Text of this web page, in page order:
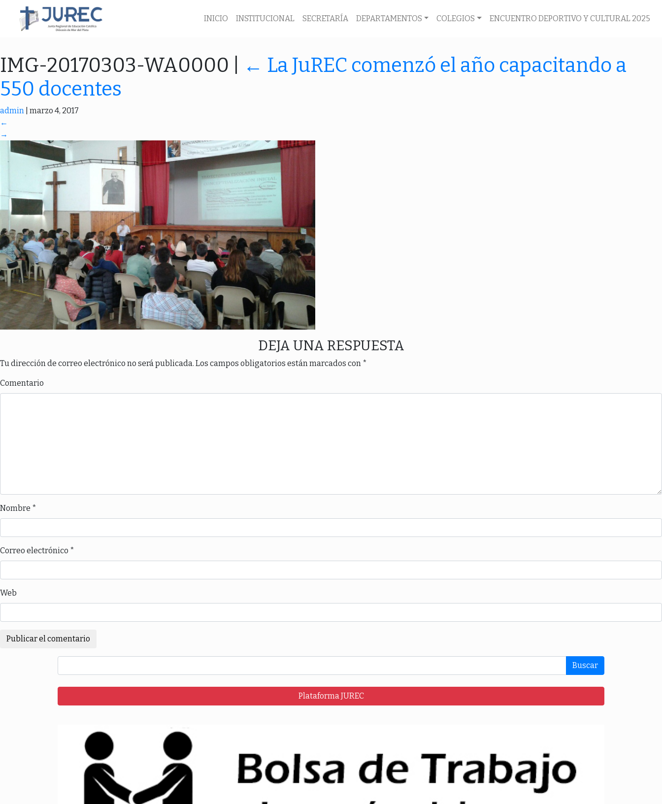
INICIO INSTITUCIONAL SECRETARÍA DEPARTAMENTOS COLEGIOS ENCUENTRO DEPORTIVO Y CULTURAL 2025
IMG-20170303-WA0000 ← La JuREC comenzó el año capacitando a
550 docentes
admin marzo 4, 2017
←
→
DEJA UNA RESPUESTA
Tu dirección de correo electrónico no será publicada. Los campos obligatorios están marcados con *
Comentario
Nombre *
Correo electrónico *
Web
Buscar
Plataforma JUREC